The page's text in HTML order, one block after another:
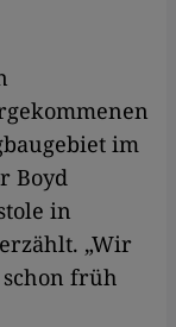
im
Boyd
in
„Wir
früh